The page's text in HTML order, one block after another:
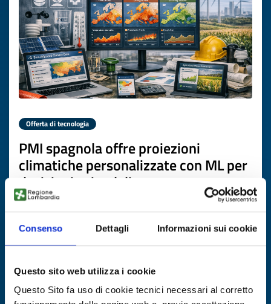
Consenso Dettagli Informazioni sui cookie
Questo sito web utilizza i cookie
Questo Sito fa uso di cookie tecnici necessari al corretto
Offerta di tecnologia
PMI spagnola offre proiezioni
climatiche personalizzate con ML per
decisioni aziendali
ID EEN: TOES20260506013